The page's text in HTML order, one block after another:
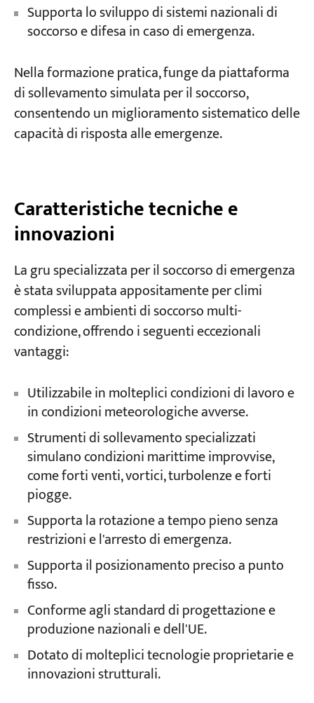
Supporta lo sviluppo di sistemi nazionali di
soccorso e difesa in caso di emergenza.
Nella formazione pratica, funge da piattaforma
di sollevamento simulata per il soccorso,
consentendo un miglioramento sistematico delle
capacità di risposta alle emergenze.
Caratteristiche tecniche e
innovazioni
La gru specializzata per il soccorso di emergenza
è stata sviluppata appositamente per climi
complessi e ambienti di soccorso multi-
condizione, offrendo i seguenti eccezionali
vantaggi:
Utilizzabile in molteplici condizioni di lavoro e
in condizioni meteorologiche avverse.
Strumenti di sollevamento specializzati
simulano condizioni marittime improvvise,
come forti venti, vortici, turbolenze e forti
piogge.
Supporta la rotazione a tempo pieno senza
restrizioni e l'arresto di emergenza.
Supporta il posizionamento preciso a punto
fisso.
Conforme agli standard di progettazione e
produzione nazionali e dell'UE.
Dotato di molteplici tecnologie proprietarie e
innovazioni strutturali.